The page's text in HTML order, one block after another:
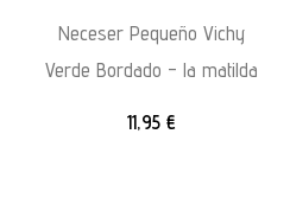
Neceser Pequeño Vichy
Verde Bordado – la matilda
11,95 €